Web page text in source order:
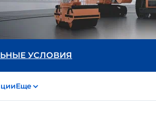
УСЛОВИЯ
Еще